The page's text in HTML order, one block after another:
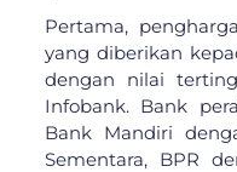
Pertama,
yang diberikan
dengan nilai
Infobank. Bank
Bank Mandiri
Sementara, BPR